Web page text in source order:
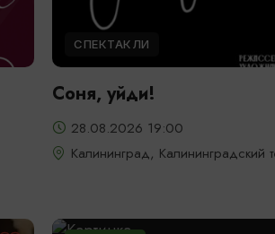
СПЕКТАКЛИ
Соня, уйди!
28.08.2026 19:00
Калининград, Калининградский